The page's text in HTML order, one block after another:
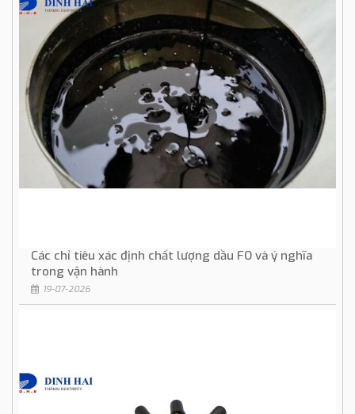
Các chỉ tiêu xác định chất lượng dầu FO và ý nghĩa
trong vận hành
19-07-2026